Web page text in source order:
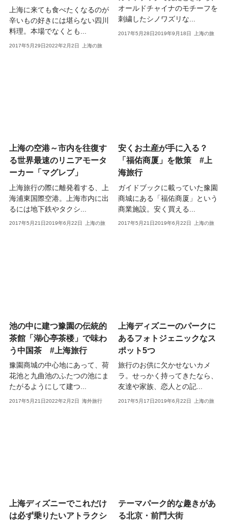
上海に来ても食べたくなるのが
辛いもの好きには堪らない四川
料理。本場でなくとも...
2017年5月29日2022年2月2日 上海の旅
オールドチャイナのモチーフを
刺繍したシノワズリな...
2017年5月28日2019年9月18日 上海の旅
上海の空港～市内を往復す
る世界最速のリニアモータ
ーカー「マグレブ」
上海旅行の際に離発着する、上
海浦東国際空港。上海市内に出
るには地下鉄やタクシ...
2017年5月21日2019年6月22日 上海の旅
安くお土産が手に入る？
「福佑商厦」を散策 #上
海旅行
ガイドブックに載っていた豫園
商城にある「福佑商厦」という
商業施設。安く買える...
2017年5月21日2019年6月22日 上海の旅
池の中に建つ豫園の伝統的
茶館「湖心亭茶楼」で味わ
う中国茶 #上海旅行
豫園商城の中心地にあって、荷
花池と九曲池のふたつの池にま
たがるようにして建つ...
2017年5月21日2022年2月2日 海外旅行
上海ディズニーのパークに
あるフォトジェニックなス
ポット5つ
旅行のお供に欠かせないカメ
ラ。せっかく持ってきたなら、
友達や家族、恋人との記...
2017年5月17日2019年6月22日 上海の旅
上海ディズニーでこれだけ
は必ず乗りたいアトラクシ
テーマパーク的な趣きがあ
る北京・前門大街